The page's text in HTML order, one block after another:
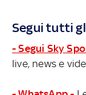
Segui tutti
- Segui Sky
live, news e